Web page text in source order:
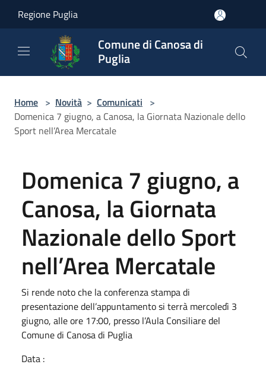
Regione Puglia
Comune di Canosa di
Puglia
Home > Novità > Comunicati >
Domenica 7 giugno, a Canosa, la Giornata Nazionale dello
Sport nell’Area Mercatale
Domenica 7 giugno, a
Canosa, la Giornata
Nazionale dello Sport
nell’Area Mercatale
Si rende noto che la conferenza stampa di
presentazione dell’appuntamento si terrà mercoledì 3
giugno, alle ore 17:00, presso l’Aula Consiliare del
Comune di Canosa di Puglia
Data :